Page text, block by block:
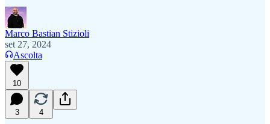
Marco Bastian Stizioli
set 27, 2024
Ascolta
10
3 4